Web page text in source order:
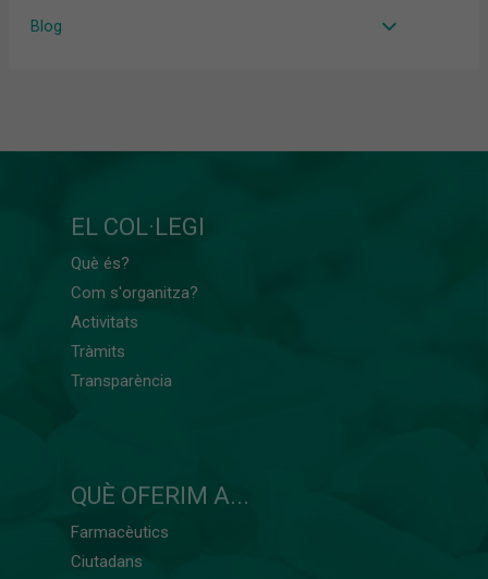
Blog
EL COL·LEGI
Què és?
Com s'organitza?
Activitats
Tràmits
Transparència
QUÈ OFERIM A...
Farmacèutics
Ciutadans